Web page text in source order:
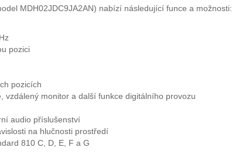
MDH02JDC9JA2AN) nabízí následující funce a možnosti:
pozici
pozicích
monitor a další funkce digitálního provozu
audio příslušenství
na hlučnosti prostředí
810 C, D, E, F a G